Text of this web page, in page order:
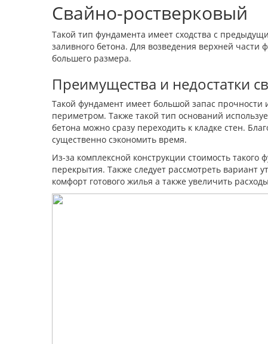
Свайно-ростверковый
Такой тип фундамента имеет сходства с
заливного бетона. Для возведения верхней части
большего размера.
Преимущества и недостатки
Такой фундамент имеет большой запас прочности
периметром. Также такой тип оснований
бетона можно сразу переходить к кладке стен.
существенно сэкономить время.
Из-за комплексной конструкции стоимость
перекрытия. Также следует рассмотреть вариант
комфорт готового жилья а также увеличить